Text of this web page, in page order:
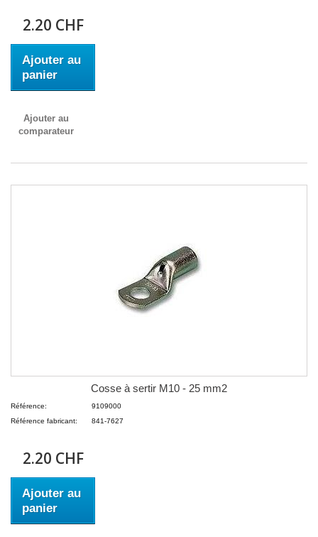
2.20 CHF
Ajouter au
panier
Ajouter au
comparateur
Cosse à sertir M10 - 25 mm2
Référence:
9109000
Référence fabricant:
841-7627
2.20 CHF
Ajouter au
panier